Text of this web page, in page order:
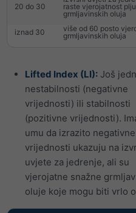
20 do 30
raste vjerojatnost
grmljavinskih oluja
iznad 30
više od 60 posto
grmljavinskih oluja
Lifted Index (LI): Još
nestabilnosti (negativne
vrijednosti) ili stabilnosti
(pozitivne vrijednosti).
umu da izrazito negativne
vrijednosti ukazuju na
uvjete za jedrenje, ali su
vjerojatne snažne
oluje koje mogu biti vrlo